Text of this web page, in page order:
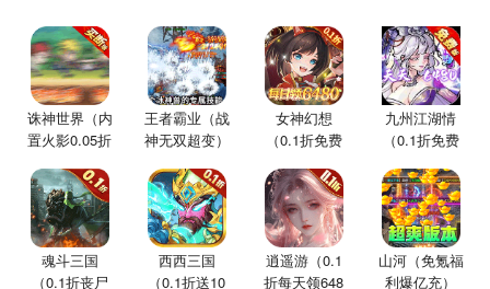
诛神世界（内
置火影0.05折
王者霸业（战
神无双超变）
女神幻想
（0.1折免费
九州江湖情
（0.1折免费
魂斗三国
（0.1折丧尸
西西三国
（0.1折送10
逍遥游（0.1
折每天领648
山河（免氪福
利爆亿充）